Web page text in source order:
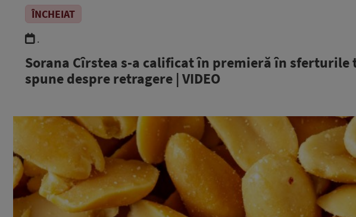
ÎNCHEIAT
.
Sorana Cîrstea s-a calificat în premieră în sferturile
spune despre retragere | VIDEO